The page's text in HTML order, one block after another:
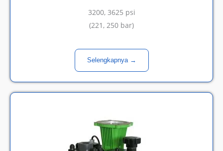
3200, 3625 psi
(221, 250 bar)
Selengkapnya →